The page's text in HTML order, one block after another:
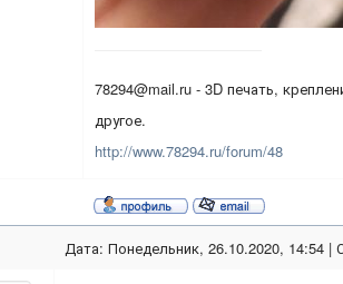
78294@mail.ru - 3D печать,
другое.
http://www.78294.ru/forum/48
Дата: Понедельник, 26.10.2020, 14:54 |